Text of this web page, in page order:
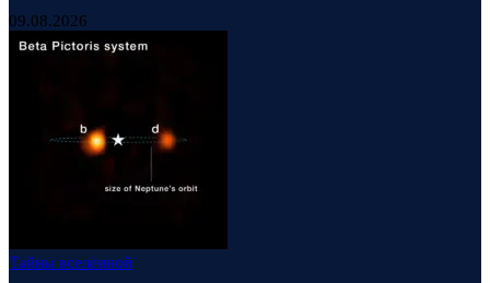
09.08.2026
Тайны вселенной